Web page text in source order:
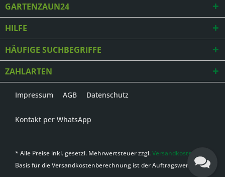
GARTENZAUN24
HILFE
HÄUFIGE SUCHBEGRIFFE
ZAHLARTEN
Impressum AGB Datenschutz
Kontakt per WhatsApp
* Alle Preise inkl. gesetzl. Mehrwertsteuer zzgl.Versandkosten
Basis für die Versandkostenberechnung ist der Auftragswert